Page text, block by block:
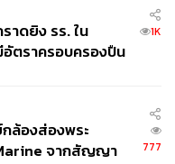
าดยิง รร. ใน
ตราครอบครองปืน
1K
ล้องส่องพระ
จากสัญญา
777